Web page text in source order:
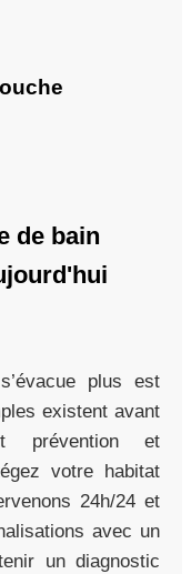
de bain
plus est
existent avant
prévention et
votre habitat
24h/24 et
avec un
un diagnostic